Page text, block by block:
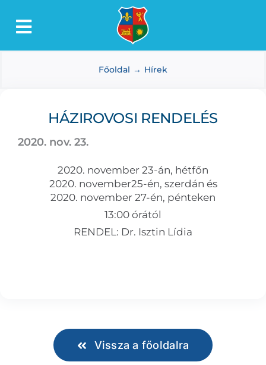
Toggle
Lőkösháza
Dokumentumtár
Média
Választás
Főoldal Hírek
HÁZIROVOSI RENDELÉS
2020. nov. 23.
2020. november 23-án, hétfőn
2020. november25-én, szerdán és
2020. november 27-én, pénteken
13:00 órától
RENDEL: Dr. Isztin Lídia
Vissza a főoldalra